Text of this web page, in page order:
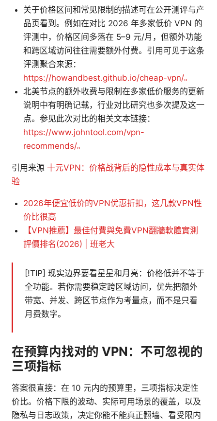
关于价格区间和常见限制的描述可在公开测评与产
品页看到。例如在对比 2026 年多家低价 VPN 的
评测中，价格区间多落在 5–9 元/月，但额外功能
和跨区域访问往往需要额外付费。引用可见于这条
评测聚合来源：
https://howandbest.github.io/cheap-vpn/。
北美节点的额外收费与限制在多家低价服务的更新
说明中有明确记载，行业对比研究也多次提及这一
点。参见此次对比的相关文本链接：
https://www.johntool.com/vpn-
recommends/。
引用来源 十元VPN：价格战背后的隐性成本与真实体
验
2026年便宜低价的VPN优惠折扣，这几款VPN性
价比很高
【VPN推薦】最佳付費與免費VPN翻牆軟體實測
評價排名(2026) | 班老大
[!TIP] 现实边界要看星星和月亮：价格低并不等于
全功能。若你需要稳定跨区域访问，优先把额外
带宽、并发、跨区节点作为考量点，而不是只看
月费数字。
在预算内找对的 VPN：不可忽视的
三项指标
答案很直接：在 10 元内的预算里，三项指标决定性
价比。价格下限的波动、实际可用场景的覆盖，以及
隐私与日志政策，决定你能不能真正翻墙、看受限内